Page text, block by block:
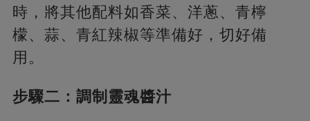
時，將其他配料如香菜、洋蔥、青檸
檬、蒜、青紅辣椒等準備好，切好備
用。
步驟二：調制靈魂醬汁